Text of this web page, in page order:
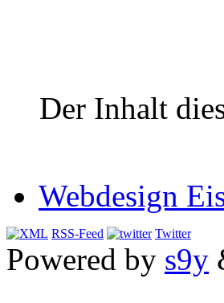
Der Inhalt
Webdesign
RSS-Feed Twitter
Powered by s9y